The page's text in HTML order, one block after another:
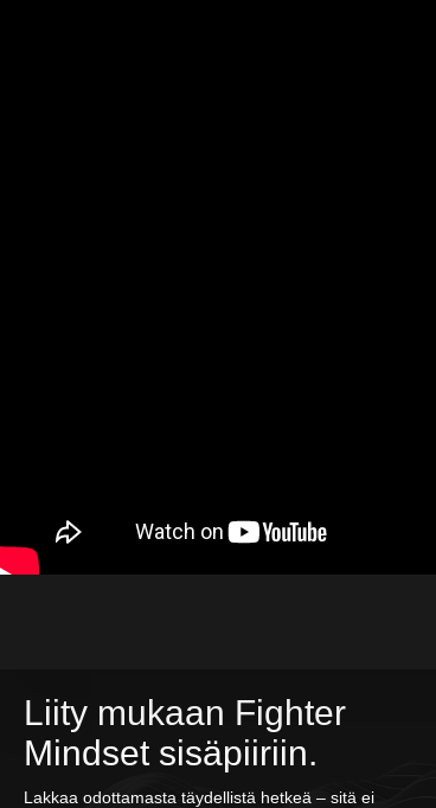
Liity mukaan Fighter
Mindset sisäpiiriin.
Lakkaa odottamasta täydellistä hetkeä – sitä ei